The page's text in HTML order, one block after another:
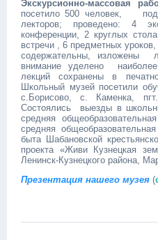
Экскурсионно-массовая
посетило 500 человек,
лекторов; проведено: 4
конференции, 2 круглых
встречи , 6 предметных
содержательны, изложены
внимание уделено
лекций сохранены в
Школьный музей посетили
с.Борисово, с. Каменка,
Состоялись выезды в
средняя
средняя
быта Шабановской
проекта «Живи Кузнецкая
Ленинск-Кузнецкого района,
Презентация нашего музея (